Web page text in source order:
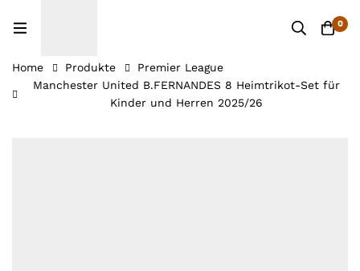
0
Home Produkte
Premier League
Manchester United B.FERNANDES 8 Heimtrikot-Set für
Kinder und Herren 2025/26